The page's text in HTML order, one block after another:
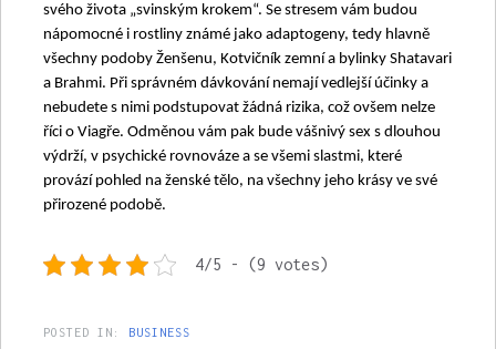
svého života „svinským krokem“. Se stresem vám budou
nápomocné i rostliny známé jako adaptogeny, tedy hlavně
všechny podoby Ženšenu, Kotvičník zemní a bylinky Shatavari
a Brahmi. Při správném dávkování nemají vedlejší účinky a
nebudete s nimi podstupovat žádná rizika, což ovšem nelze
říci o Viagře. Odměnou vám pak bude vášnivý sex s dlouhou
výdrží, v psychické rovnováze a se všemi slastmi, které
provází pohled na ženské tělo, na všechny jeho krásy ve své
přirozené podobě.
4/5 - (9 votes)
POSTED IN: BUSINESS